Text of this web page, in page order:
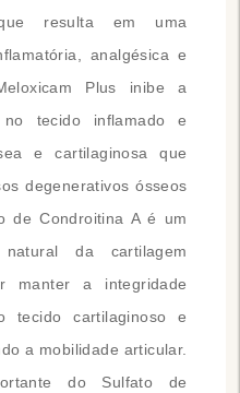
resulta em uma
analgésica e
Plus inibe a
tecido inflamado e
e cartilaginosa que
degenerativos ósseos
de Condroitina A é um
natural da cartilagem
manter a integridade
tecido cartilaginoso e
a mobilidade articular.
do Sulfato de